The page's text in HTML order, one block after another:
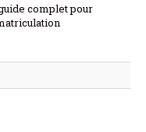
complet pour